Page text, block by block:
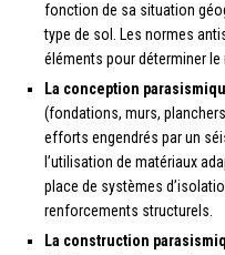
fonction de sa situation
type de sol. Les normes
éléments pour déterminer
La conception
(fondations, murs,
efforts engendrés par un
l’utilisation de matériaux
place de systèmes
renforcements structurels.
La construction